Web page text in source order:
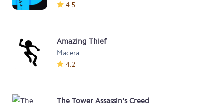
4.5
Amazing Thief
Macera
4.2
The Tower Assassin's Creed